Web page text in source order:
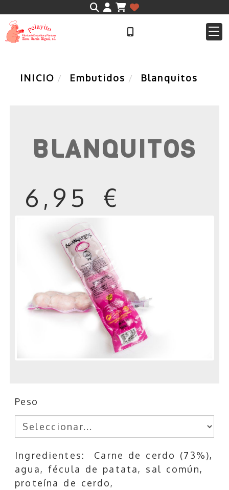
Identifícate
INICIO Embutidos Blanquitos
BLANQUITOS
6,95 €
Peso
Ingredientes: Carne de cerdo (73%),
agua, fécula de patata, sal común,
proteína de cerdo,